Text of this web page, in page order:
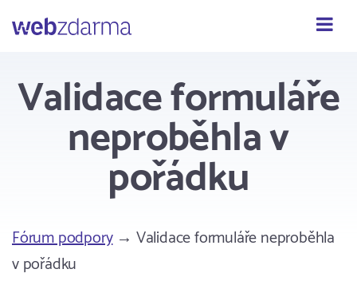
Webzdarma
Validace formuláře
neproběhla v
pořádku
Fórum podpory→ Validace formuláře neproběhla
v pořádku